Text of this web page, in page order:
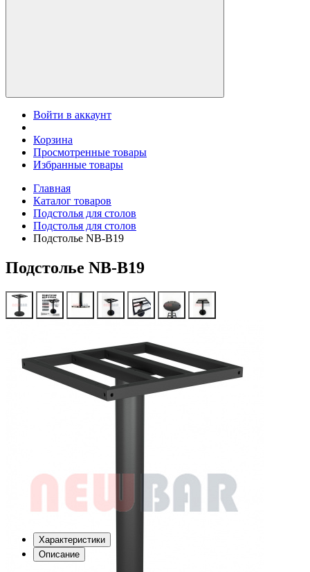
Войти в аккаунт
Корзина
Просмотренные товары
Избранные товары
Главная
Каталог товаров
Подстолья для столов
Подстолья для столов
Подстолье NB-B19
Подстолье NB-B19
Характеристики
Описание